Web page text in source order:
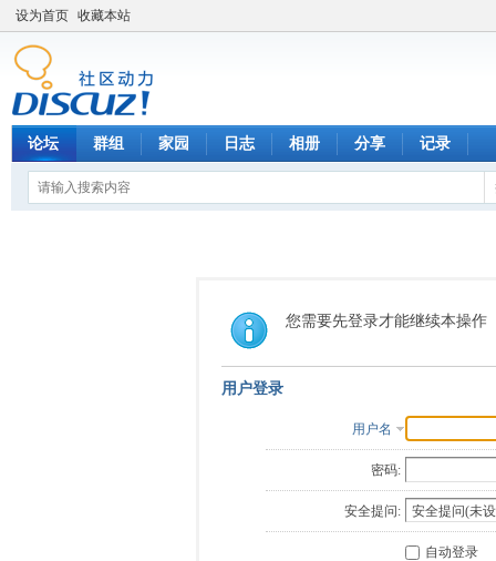
设为首页 收藏本站
论坛 群组 家园 日志 相册 分享 记录
您需要先登录才能继续本操作
用户登录
用户名
密码:
安全提问:
自动登录